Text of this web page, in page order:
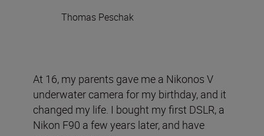
Thomas Peschak
At 16, my parents gave me a Nikonos V
underwater camera for my birthday, and it
changed my life. I bought my first DSLR, a
Nikon F90 a few years later, and have